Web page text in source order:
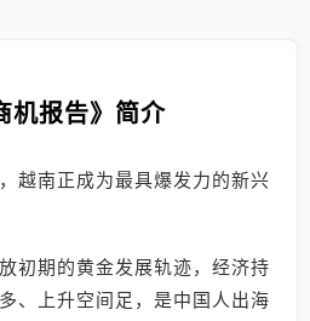
机报告》简介
越南正成为最具爆发力的新兴
初期的黄金发展轨迹，经济持
、上升空间足，是中国人出海